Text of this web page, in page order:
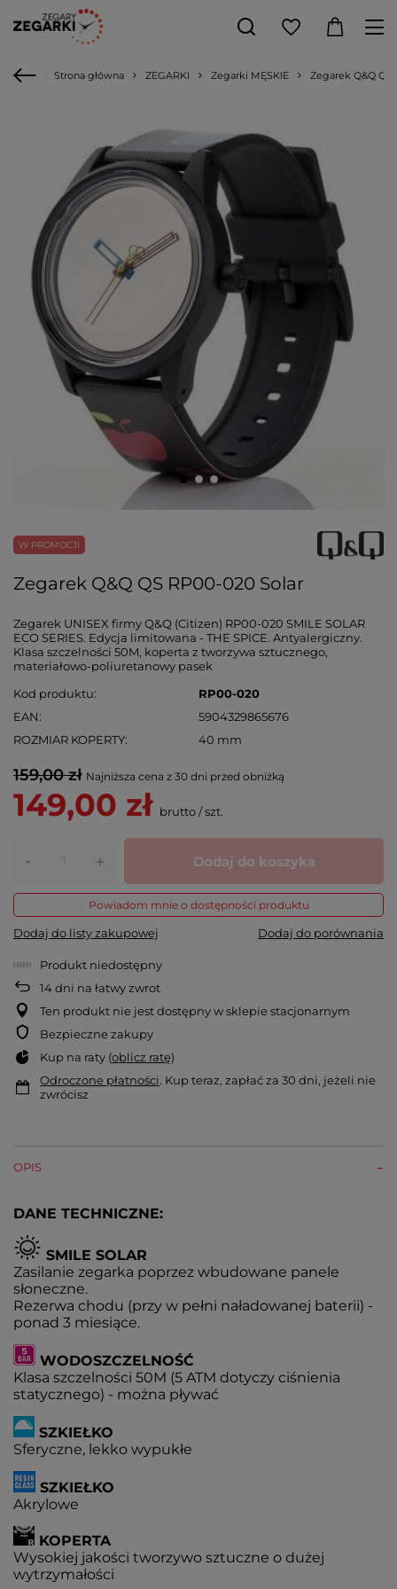
Strona główna ZEGARKI Zegarki MĘSKIE Zegarek Q&Q QS
W PROMOCJI
Zegarek Q&Q QS RP00-020 Solar
Zegarek UNISEX firmy Q&Q (Citizen) RP00-020 SMILE SOLAR
ECO SERIES. Edycja limitowana - THE SPICE. Antyalergiczny.
Klasa szczelności 50M, koperta z tworzywa sztucznego,
materiałowo-poliuretanowy pasek
Kod produktu
RP00-020
EAN
5904329865676
ROZMIAR KOPERTY
40 mm
159,00 zł Najniższa cena z 30 dni przed obniżką
149,00 zł brutto/szt.
- + Dodaj do koszyka
Powiadom mnie o dostępności produktu
Dodaj do listy zakupowej Dodaj do porównania
Produkt niedostępny
14dni na łatwy zwrot
Ten produkt nie jest dostępny w sklepie stacjonarnym
Bezpieczne zakupy
Kup na raty (oblicz ratę)
Odroczone płatności. Kup teraz, zapłać za 30 dni, jeżeli nie
zwrócisz
OPIS
DANE TECHNICZNE:
SMILE SOLAR
Zasilanie zegarka poprzez wbudowane panele
słoneczne.
Rezerwa chodu (przy w pełni naładowanej baterii) -
ponad 3 miesiące.
WODOSZCZELNOŚĆ
Klasa szczelności 50M (5 ATM dotyczy ciśnienia
statycznego) - można pływać
SZKIEŁKO
Sferyczne, lekko wypukłe
SZKIEŁKO
Akrylowe
KOPERTA
Wysokiej jakości tworzywo sztuczne o dużej
wytrzymałości